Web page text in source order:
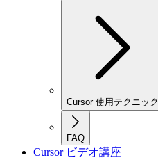
Cursor 使用テクニック
FAQ
Cursor ビデオ講座